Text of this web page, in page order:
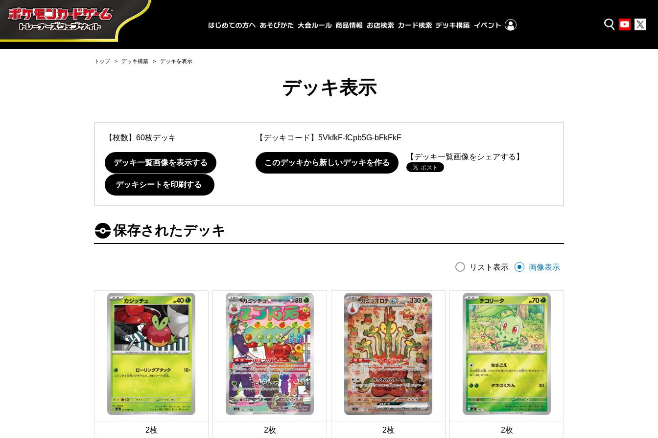
トップ デッキ構築 デッキを表示
デッキ表示
【枚数】60枚デッキ 【デッキコード】 5VkfkF-fCpb5G-bFkFkF
デッキ一覧画像を表示する このデッキから新しいデッキを作る
【デッキ一覧画像をシェアする】
デッキシートを印刷する
保存されたデッキ
リスト表示 画像表示
2枚 2枚 2枚 2枚